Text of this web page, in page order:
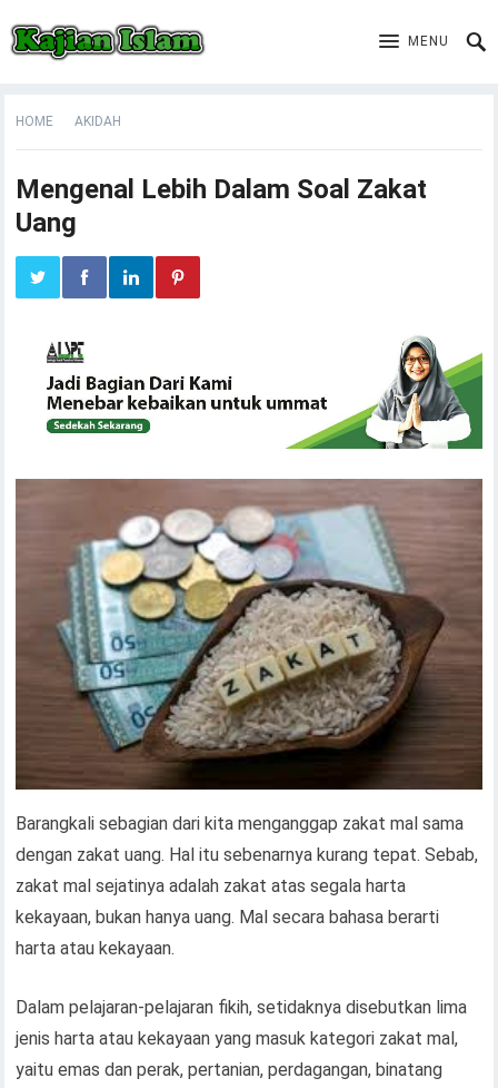
MENU
HOME AKIDAH
Mengenal Lebih Dalam Soal Zakat
Uang
Barangkali sebagian dari kita menganggap zakat mal sama
dengan zakat uang. Hal itu sebenarnya kurang tepat. Sebab,
zakat mal sejatinya adalah zakat atas segala harta
kekayaan, bukan hanya uang. Mal secara bahasa berarti
harta atau kekayaan.
Dalam pelajaran-pelajaran fikih, setidaknya disebutkan lima
jenis harta atau kekayaan yang masuk kategori zakat mal,
yaitu emas dan perak, pertanian, perdagangan, binatang